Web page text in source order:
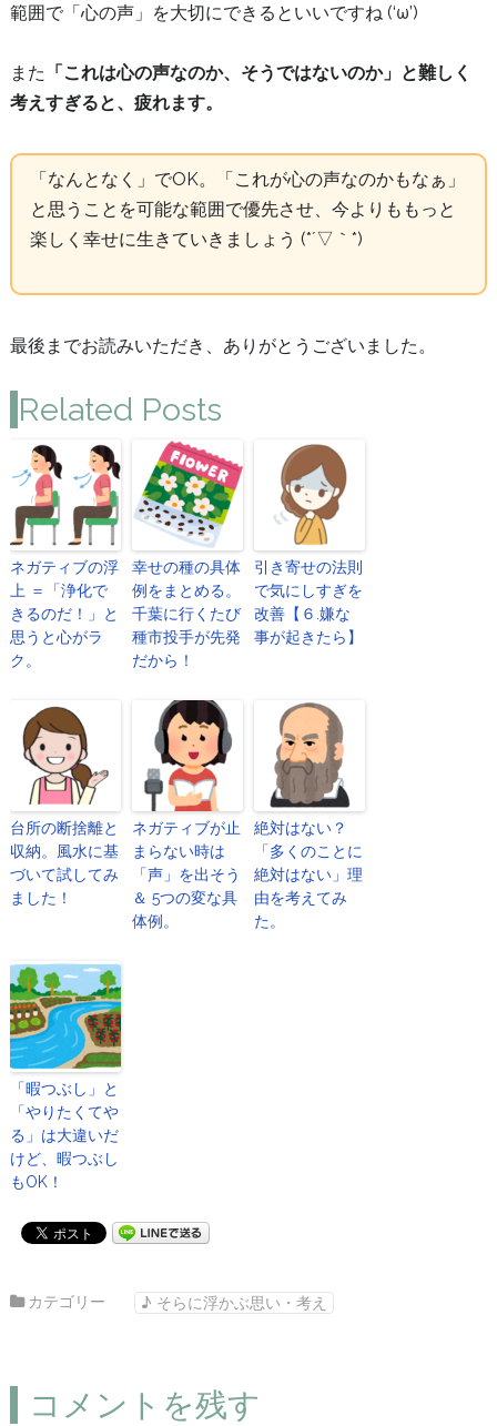
範囲で「心の声」を大切にできるといいですね (‘ω’)
また 「これは心の声なのか、そうではないのか」と難しく
考えすぎると、疲れます。
「なんとなく」でOK。「これが心の声なのかもなぁ」
と思うことを可能な範囲で優先させ、今よりももっと
楽しく幸せに生きていきましょう (*´▽｀*)
最後までお読みいただき、ありがとうございました。
Related Posts
ネガティブの浮
上 ＝「浄化で
きるのだ！」と
思うと心がラ
ク。
幸せの種の具体
例をまとめる。
千葉に行くたび
種市投手が先発
だから！
引き寄せの法則
で気にしすぎを
改善【６.嫌な
事が起きたら】
台所の断捨離と
収納。風水に基
づいて試してみ
ました！
ネガティブが止
まらない時は
「声」を出そう
＆ 5つの変な具
体例。
絶対はない？
「多くのことに
絶対はない」理
由を考えてみ
た。
「暇つぶし」と
「やりたくてや
る」は大違いだ
けど、暇つぶし
もOK！
カテゴリー ♪ そらに浮かぶ思い・考え
コメントを残す